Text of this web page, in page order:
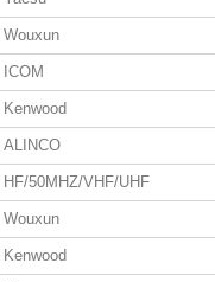
Wouxun
ICOM
Kenwood
ALINCO
HF/50MHZ/VHF/UHF
Wouxun
Kenwood